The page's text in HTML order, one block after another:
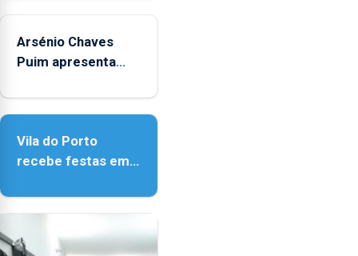
Arsénio Chaves
Puim apresenta
de Vila do Porto
Vila do Porto
recebe festas em
Senhora da